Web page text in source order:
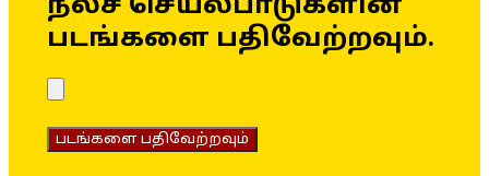
படங்களை பதிவேற்றவும்.
படங்களை பதிவேற்றவும்